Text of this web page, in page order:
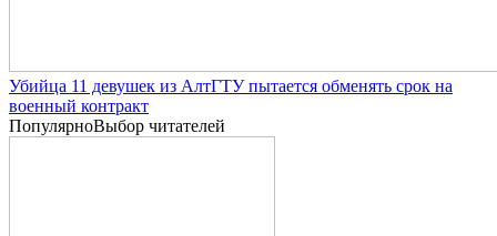
Убийца 11 девушек из АлтГТУ пытается обменять срок на
военный контракт
ПопулярноВыбор читателей